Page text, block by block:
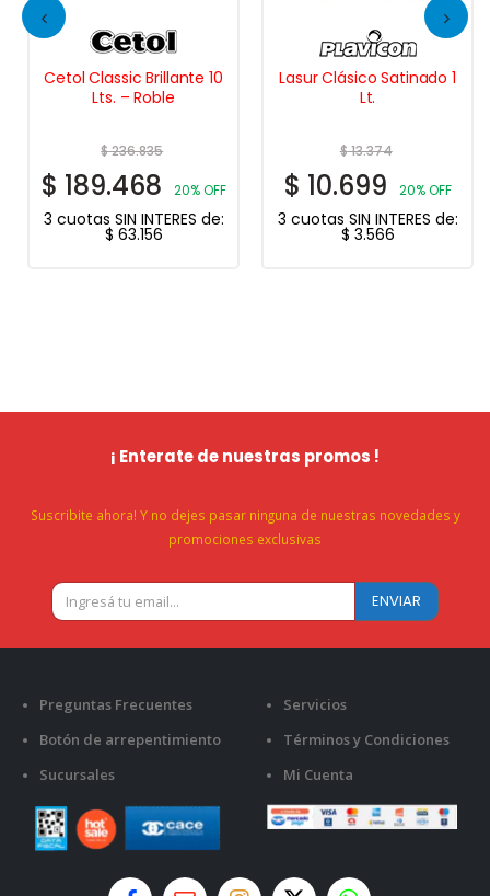
Cetol Classic Brillante 10
Lts. – Roble
$236.835
$ 189.468 20% OFF
3 cuotas SIN INTERES de:
$ 63.156
Lasur Clásico Satinado 1
Lt.
$13.374
$ 10.699 20% OFF
3 cuotas SIN INTERES de:
$ 3.566
¡ Enterate de nuestras promos !
Suscribite ahora! Y no dejes pasar ninguna de nuestras novedades y
promociones exclusivas
Preguntas Frecuentes
Botón de arrepentimiento
Sucursales
Servicios
Términos y Condiciones
Mi Cuenta